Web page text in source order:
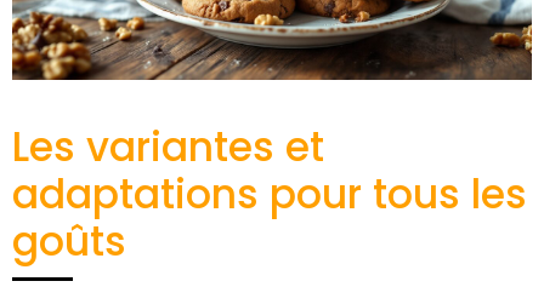
Les variantes et
adaptations pour tous les
goûts